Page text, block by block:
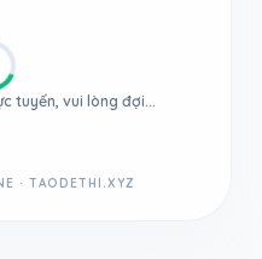
tuyến, vui lòng đợi...
· TAODETHI.XYZ